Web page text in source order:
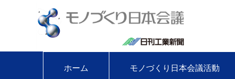
ホーム モノづくり日本会議活動